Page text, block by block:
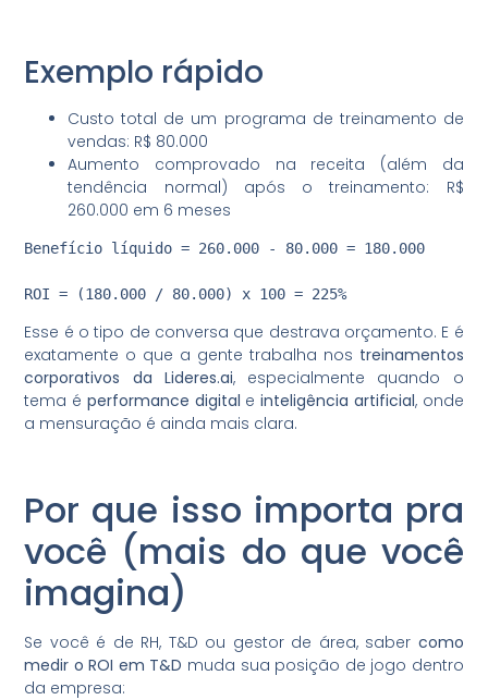
Exemplo rápido
Custo total de um programa de treinamento de
vendas: R$ 80.000
Aumento comprovado na receita (além da
tendência normal) após o treinamento: R$
260.000 em 6 meses
Benefício líquido = 260.000 - 80.000 = 180.000
Esse é o tipo de conversa que destrava orçamento. E é
exatamente o que a gente trabalha nos treinamentos
corporativos da Lideres.ai, especialmente quando o
tema é performance digital einteligência artificial, onde
a mensuração é ainda mais clara.
Por que isso importa pra
você (mais do que você
imagina)
Se você é de RH, T&D ou gestor de área, saber como
medir o ROI em T&D muda sua posição de jogo dentro
da empresa: